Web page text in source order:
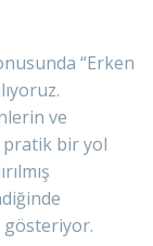
“Erken
ve
pratik bir yol
gösteriyor.